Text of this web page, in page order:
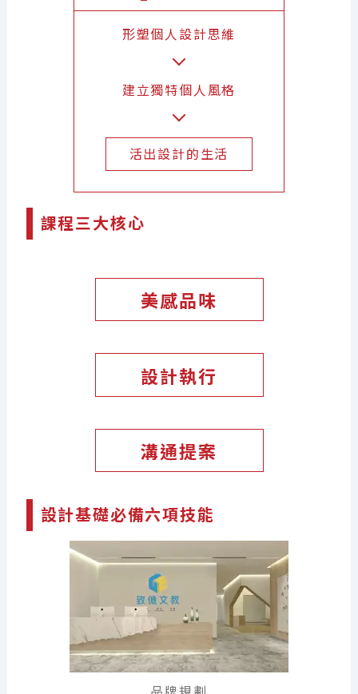
形塑個人設計思維
建立獨特個人風格
活出設計的生活
課程三大核心
美感品味
設計執行
溝通提案
設計基礎必備六項技能